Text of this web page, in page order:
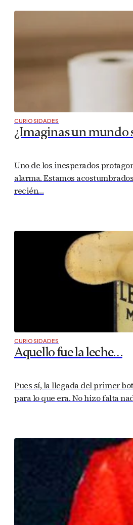
CURIOSIDADES
¿Imaginas un mundo
Uno de los inesperados
alarma. Estamos
recién…
CURIOSIDADES
Aquello fue la leche…
Pues sí, la llegada del primer
para lo que era. No hizo falta